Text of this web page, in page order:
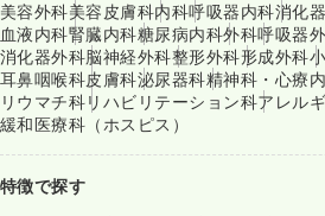
美容外科美容皮膚科内科呼吸器内科消化
血液内科腎臓内科糖尿病内科外科呼吸器
消化器外科脳神経外科整形外科形成外科
耳鼻咽喉科皮膚科泌尿器科精神科・心療
リウマチ科リハビリテーション科アレル
緩和医療科（ホスピス）
特徴で探す